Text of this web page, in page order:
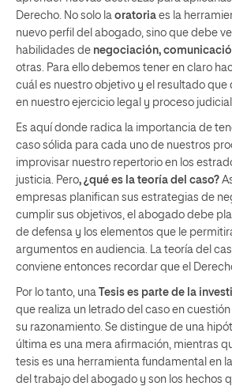
Derecho. No solo la oratoria es la
nuevo perfil del abogado, sino que debe
habilidades de negociación,
otras. Para ello debemos tener en claro
cuál es nuestro objetivo y el resultado
en nuestro ejercicio legal y proceso
Es aquí donde radica la importancia de
caso sólida para cada uno de nuestros
improvisar nuestro repertorio en los
justicia. Pero, ¿qué es la teoría del caso?
empresas planifican sus estrategias de
cumplir sus objetivos, el abogado debe
de defensa y los elementos que le
argumentos en audiencia. La teoría del
conviene entonces recordar que el
Por lo tanto, una Tesis es parte de la
que realiza un letrado del caso en
su razonamiento. Se distingue de una
última es una mera afirmación, mientras
tesis es una herramienta fundamental en
del trabajo del abogado y son los hechos